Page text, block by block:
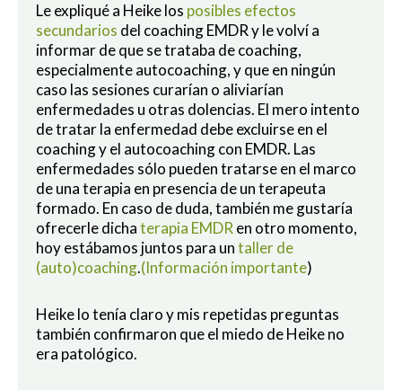
Le expliqué a Heike los posibles efectos
secundarios del coaching EMDR y le volví a
informar de que se trataba de coaching,
especialmente autocoaching, y que en ningún
caso las sesiones curarían o aliviarían
enfermedades u otras dolencias. El mero intento
de tratar la enfermedad debe excluirse en el
coaching y el autocoaching con EMDR. Las
enfermedades sólo pueden tratarse en el marco
de una terapia en presencia de un terapeuta
formado. En caso de duda, también me gustaría
ofrecerle dichaterapia EMDRen otro momento,
hoy estábamos juntos para untaller de
(auto)coaching.(Información importante)
Heike lo tenía claro y mis repetidas preguntas
también confirmaron que el miedo de Heike no
era patológico.